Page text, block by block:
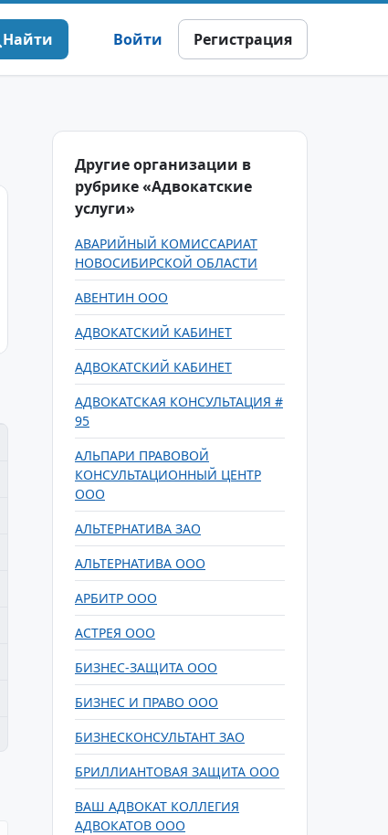
Найти Войти Регистрация
Другие организации в
рубрике «Адвокатские
услуги»
АВАРИЙНЫЙ КОМИССАРИАТ
НОВОСИБИРСКОЙ ОБЛАСТИ
АВЕНТИН ООО
АДВОКАТСКИЙ КАБИНЕТ
АДВОКАТСКИЙ КАБИНЕТ
АДВОКАТСКАЯ КОНСУЛЬТАЦИЯ #
95
АЛЬПАРИ ПРАВОВОЙ
КОНСУЛЬТАЦИОННЫЙ ЦЕНТР
ООО
АЛЬТЕРНАТИВА ЗАО
АЛЬТЕРНАТИВА ООО
АРБИТР ООО
АСТРЕЯ ООО
БИЗНЕС-ЗАЩИТА ООО
БИЗНЕС И ПРАВО ООО
БИЗНЕСКОНСУЛЬТАНТ ЗАО
БРИЛЛИАНТОВАЯ ЗАЩИТА ООО
ВАШ АДВОКАТ КОЛЛЕГИЯ
АДВОКАТОВ ООО